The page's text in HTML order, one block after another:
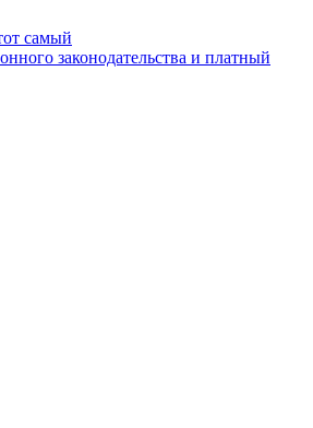
самый
законодательства и платный